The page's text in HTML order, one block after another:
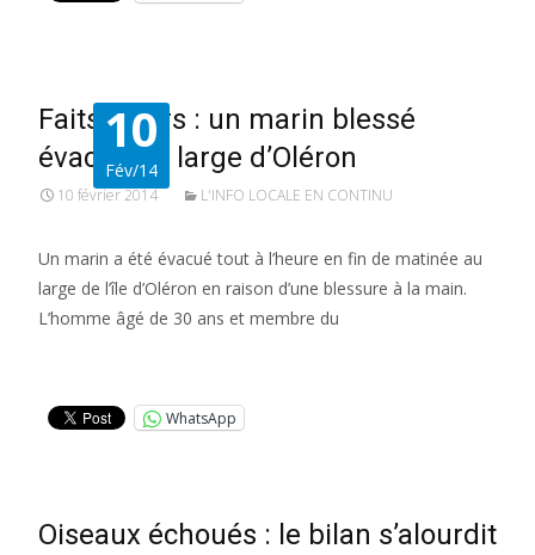
10
Fév/14
Faits divers : un marin blessé
évacué au large d’Oléron
10 février 2014 L'INFO LOCALE EN CONTINU
Un marin a été évacué tout à l’heure en fin de matinée au
large de l’île d’Oléron en raison d’une blessure à la main.
L’homme âgé de 30 ans et membre du
WhatsApp
Oiseaux échoués : le bilan s’alourdit